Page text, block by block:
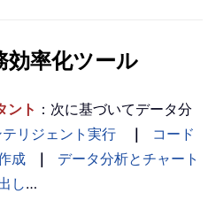
効率化ツール
ント ：次に基づいてデータ分
テリジェント実行 ｜
コード
成 ｜
データ分析とチャート
し…